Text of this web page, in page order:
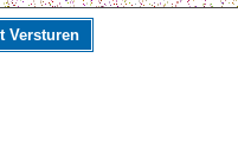
Versturen